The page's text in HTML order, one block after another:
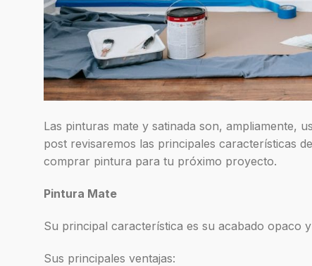
Las pinturas mate y satinada son, ampliamente,
post revisaremos las principales características
comprar pintura para tu próximo proyecto.
Pintura Mate
Su principal característica es su acabado opaco
Sus principales ventajas: